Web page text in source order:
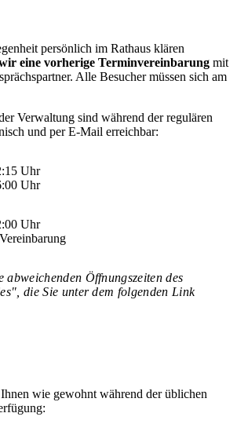
persönlich im Rathaus klären
eine vorherige Terminvereinbarung mit
Alle Besucher müssen sich am
Verwaltung sind während der regulären
und per E-Mail erreichbar:
Uhr
Uhr
Uhr
abweichenden Öffnungszeiten des
die Sie unter dem folgenden Link
wie gewohnt während der üblichen